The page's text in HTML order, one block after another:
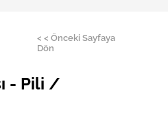
< < Önceki Sayfaya
Dön
- Pili /